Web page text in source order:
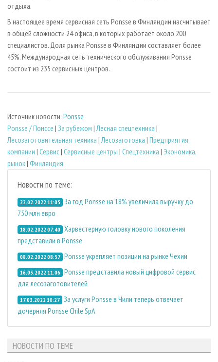
отдыха.
В настоящее время сервисная сеть Ponsse в Финляндии насчитывает
в общей сложности 24 офиса, в которых работает около 200
специалистов. Доля рынка Ponsse в Финляндии составляет более
45%. Международная сеть технического обслуживания Ponsse
состоит из 235 сервисных центров.
Источник новости: Ponsse
Ponsse / Понссе | За рубежом |Лесная спецтехника |
Лесозаготовительная техника |Лесозаготовка | Предприятия,
компании | Сервис| Сервисные центры | Спецтехника | Экономика,
рынок| Финляндия
Новости по теме:
22.02.2022 11:05 За год Ponsse на 18% увеличила выручку до
750 млн евро
18.02.2022 07:40 Харвестерную головку нового поколения
представили в Ponsse
08.02.2022 08:57 Ponsse укрепляет позиции на рынке Чехии
16.03.2022 11:06 Ponsse представила новый цифровой сервис
для лесозаготовителей
17.03.2022 10:27 За услуги Ponsse в Чили теперь отвечает
дочерняя Ponsse Chile SpA
НОВОСТИ ПО ТЕМЕ